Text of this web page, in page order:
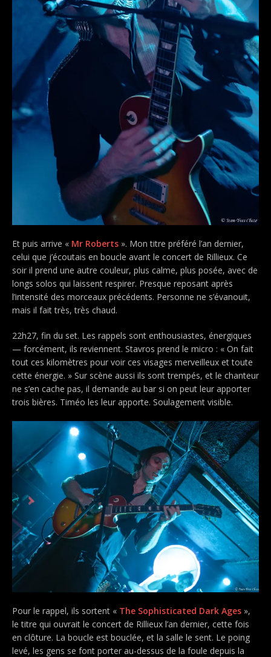
Et puis arrive « Mr Roberts ». Mon titre préféré l’an dernier,
celui que j’écoutais en boucle avant le concert de Rillieux. Ce
soir il prend une autre couleur, plus calme, plus posée, avec de
longs solos qui laissent respirer. Presque reposant après
l’intensité des morceaux précédents. Personne ne s’évanouit,
mais il fait très, très chaud.
22h27, fin du set. Les rappels sont enthousiastes, énergiques
— forcément, ils reviennent. Stavros prend le micro : « On fait
tout ces kilomètres pour voir ces visages merveilleux et toute
cette énergie. » Sur scène aussi ils sont trempés, et le chanteur
ne s’en cache pas, il demande au bar si on peut leur apporter
trois bières. Timéo les leur apporte. Soulagement visible.
Pour le rappel, ils sortent « The Sophisticated Dark Ages »,
le titre qui ouvrait le concert de Rillieux l’an dernier, cette fois
en clôture. La boucle est bouclée, et la salle le sent. Le poing
levé, les gens se font porter au-dessus de la foule depuis la